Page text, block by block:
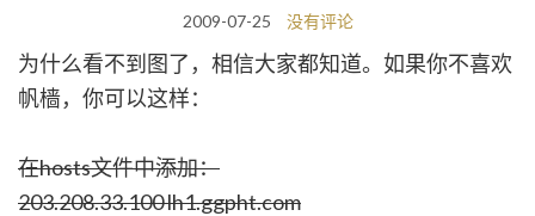
2009-07-25 没有评论
为什么看不到图了，相信大家都知道。如果你不喜欢
帆樯，你可以这样：
在hosts文件中添加：
203.208.33.100 lh1.ggpht.com